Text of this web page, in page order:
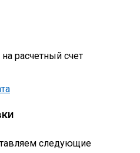
расчетный счет
следующие